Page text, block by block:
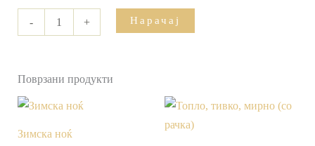
- + Нарачај
Поврзани продукти
Зимска ноќ